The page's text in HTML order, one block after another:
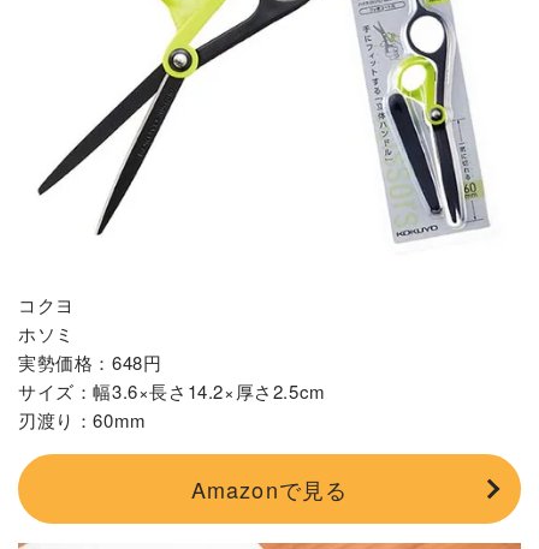
コクヨ
ホソミ
実勢価格：648円
サイズ：幅3.6×長さ14.2×厚さ2.5cm
刃渡り：60mm
Amazonで見る